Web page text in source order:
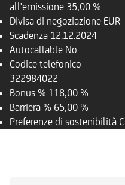
all'emissione 35,00 %
Divisa di negoziazione EUR
Scadenza 12.12.2024
Autocallable No
Codice telefonico
322984022
Bonus % 118,00 %
Barriera % 65,00 %
Preferenze di sostenibilità C